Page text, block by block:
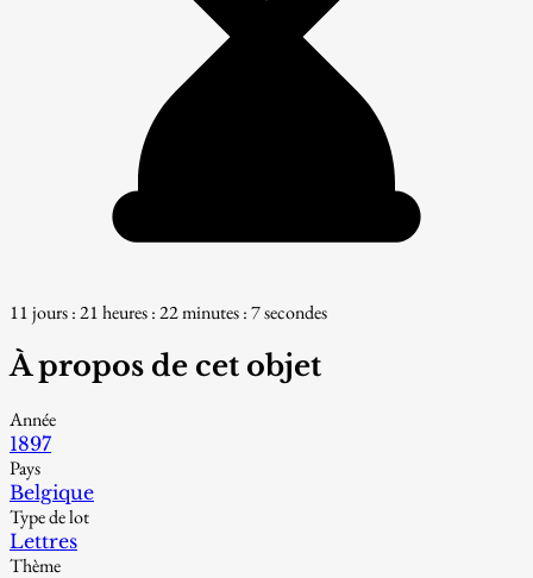
11 jours : 21 heures : 22 minutes : 6 secondes
À propos de cet objet
Année
1897
Pays
Belgique
Type de lot
Lettres
Thème